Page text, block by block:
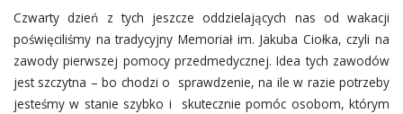
Czwarty dzień z tych jeszcze oddzielających nas od wakacji
poświęciliśmy na tradycyjny Memoriał im. Jakuba Ciołka, czyli na
zawody pierwszej pomocy przedmedycznej. Idea tych zawodów
jest szczytna – bo chodzi o sprawdzenie, na ile w razie potrzeby
jesteśmy w stanie szybko i skutecznie pomóc osobom, którym